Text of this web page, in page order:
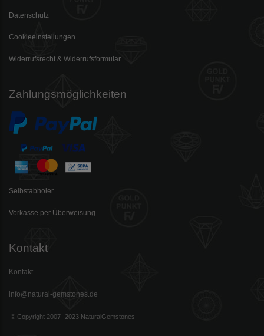
Datenschutz
Cookieeinstellungen
Widerrufsrecht & Widerrufsformular
Zahlungsmöglichkeiten
Selbstabholer
Vorkasse per Überweisung
Kontakt
Kontakt
info@natural-gemstones.de
© Copyright 2007- 2023 NaturalGemstones